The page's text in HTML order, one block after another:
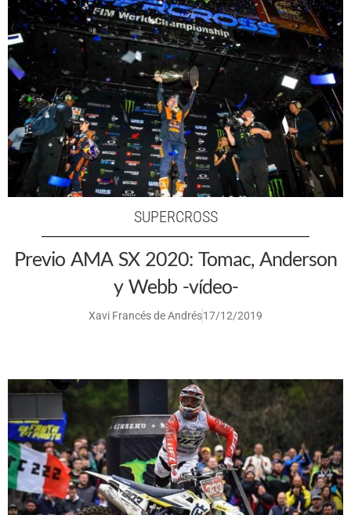
SUPERCROSS
Previo AMA SX 2020: Tomac, Anderson
y Webb -vídeo-
Xavi Francés de Andrés17/12/2019